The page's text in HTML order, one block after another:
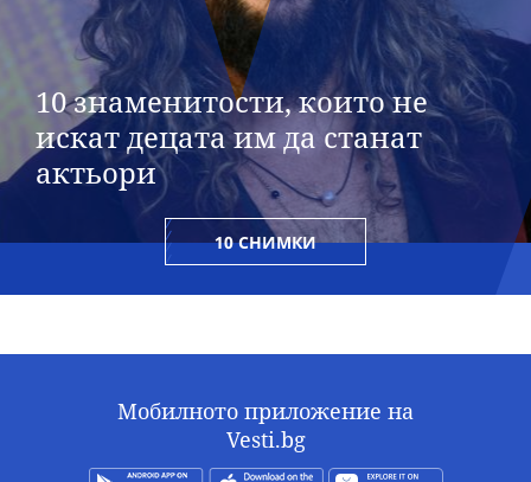
10 знаменитости, които не
искат децата им да станат
актьори
10 СНИМКИ
Мобилното приложение на
Vesti.bg